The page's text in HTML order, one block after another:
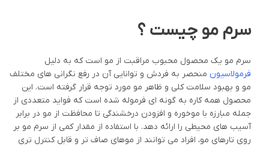
سرم مو چیست ؟
سرم مو یک محصول محبوب مراقبت از مو است که به دلیل
فرمولاسیون منحصر به فردش و توانایی آن در رفع نگرانی های مختلف
مو و بهبود سلامت کلی و ظاهر مو مورد توجه قرار گرفته است. این
محصول همه کاره به گونه ای فرموله شده است که فواید متعددی از
جمله مبارزه با موخوره و افزودن درخشندگی تا محافظت از مو در برابر
آسیب های محیطی را ارائه دهد. با استفاده از مقدار کمی از سرم مو بر
روی تارهای مو، افراد می توانند از موهای صاف تر و قابل کنترل تری